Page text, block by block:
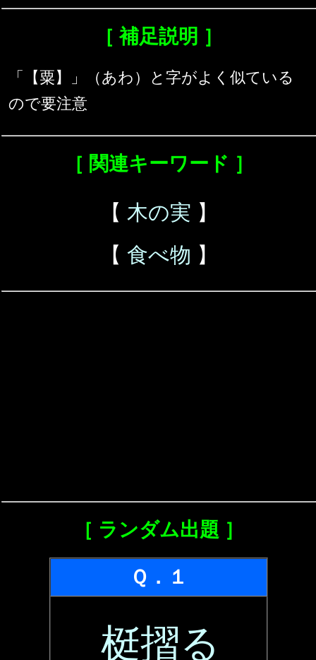
［ 補足説明 ］
「【粟】」（あわ）と字がよく似ている
ので要注意
［ 関連キーワード ］
【 木の実 】
【 食べ物 】
［ ランダム出題 ］
Ｑ．１
梃摺る